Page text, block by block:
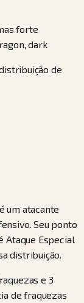
forte
dark
de
um atacante
Seu ponto
Ataque Especial
distribuição.
e 3
de fraquezas